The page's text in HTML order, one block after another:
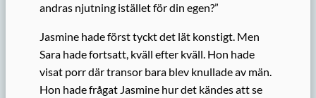
andras njutning istället för din egen?”
Jasmine hade först tyckt det lät konstigt. Men
Sara hade fortsatt, kväll efter kväll. Hon hade
visat porr där transor bara blev knullade av män.
Hon hade frågat Jasmine hur det kändes att se